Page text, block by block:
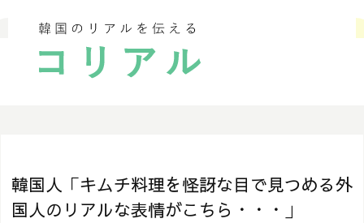
韓国人「キムチ料理を怪訝な目で見つめる外
国人のリアルな表情がこちら・・・」